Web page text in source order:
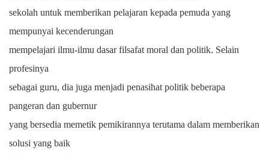
sekolah untuk memberikan pelajaran kepada pemuda yang
mempunyai kecenderungan
mempelajari ilmu-ilmu dasar filsafat moral dan politik. Selain
profesinya
sebagai guru, dia juga menjadi penasihat politik beberapa
pangeran dan gubernur
yang bersedia memetik pemikirannya terutama dalam memberikan
solusi yang baik